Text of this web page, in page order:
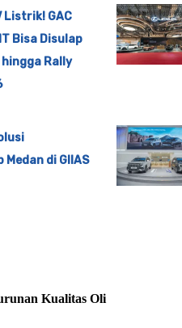
Listrik! GAC
Bisa Disulap
Rally
di GIIAS
Kualitas Oli